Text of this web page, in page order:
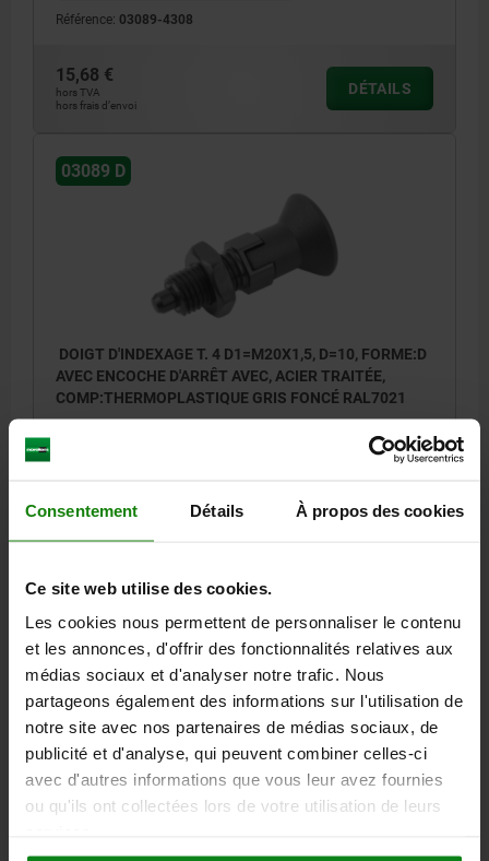
Consentement Détails À propos des cookies
Ce site web utilise des cookies.
Les cookies nous permettent de personnaliser le contenu
et les annonces, d'offrir des fonctionnalités relatives aux
médias sociaux et d'analyser notre trafic. Nous
partageons également des informations sur l'utilisation de
notre site avec nos partenaires de médias sociaux, de
publicité et d'analyse, qui peuvent combiner celles-ci
avec d'autres informations que vous leur avez fournies
ou qu'ils ont collectées lors de votre utilisation de leurs
Référence: 03089-4308
15,68 €
hors TVA
hors frais d’envoi
DÉTAILS
03089 D
DOIGT D'INDEXAGE T. 4 D1=M20X1,5, D=10, FORME:D
AVEC ENCOCHE D'ARRÊT AVEC, ACIER TRAITÉE,
COMP:THERMOPLASTIQUE GRIS FONCÉ RAL7021
MATÉRIAU DU CORPS DE BASE=ACIER
COLORIS DES COMPOSANTS=GRIS FONCÉ RAL 7021 D2=33
L1=28 L2=12 L3=25
FORCE DU RESSORT FINALE F2 ENV. N=34
Référence: 03089-4410
21,60 €
hors TVA
hors frais d’envoi
DÉTAILS
03089 D